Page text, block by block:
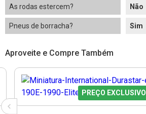
As rodas estercem? Não
Pneus de borracha? Sim
Aproveite e Compre Também
PREÇO EXCLUSIVO